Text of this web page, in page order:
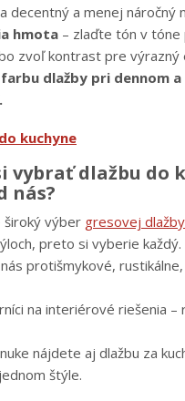
decentný a menej náročný
hmota – zlaďte tón v
zvoľ kontrast pre výrazný
dlažby pri dennom a
vybrať dlažbu do
nás?
široký výber gresovej
preto si vyberie každý.
protišmykové,
na interiérové riešenia –
nájdete aj dlažbu za
štýle.